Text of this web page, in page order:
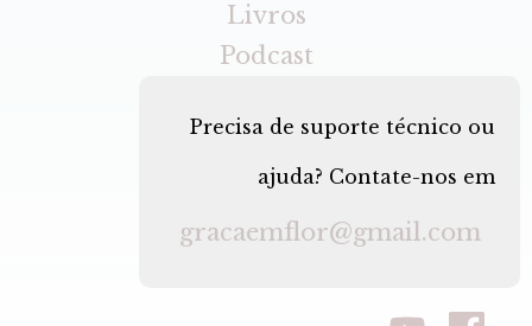
Livros
Podcast
Precisa de suporte técnico ou
ajuda? Contate-nos em
gracaemflor@gmail.com